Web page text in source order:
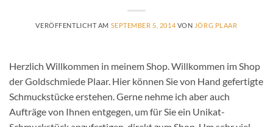
VERÖFFENTLICHT AM SEPTEMBER 5, 2014 VON JÖRG PLAAR
Herzlich Willkommen in meinem Shop. Willkommen im Shop
der Goldschmiede Plaar. Hier können Sie von Hand gefertigte
Schmuckstücke erstehen. Gerne nehme ich aber auch
Aufträge von Ihnen entgegen, um für Sie ein Unikat-